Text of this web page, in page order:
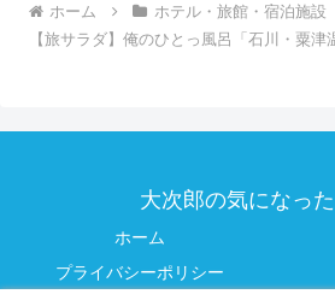
ホーム ホテル・旅館・宿泊施設
【旅サラダ】俺のひとっ風呂「石川・粟津
大次郎の気になっ
ホーム
プライバシーポリシー